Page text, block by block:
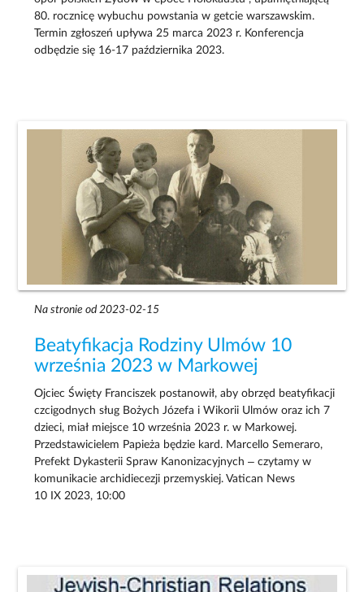
80. rocznicę wybuchu powstania w getcie warszawskim.
Termin zgłoszeń upływa 25 marca 2023 r. Konferencja
odbędzie się 16-17 października 2023.
Na stronie od 2023-02-15
Beatyfikacja Rodziny Ulmów 10
września 2023 w Markowej
Ojciec Święty Franciszek postanowił, aby obrzęd beatyfikacji
czcigodnych sług Bożych Józefa i Wikorii Ulmów oraz ich 7
dzieci, miał miejsce 10 września 2023 r. w Markowej.
Przedstawicielem Papieża będzie kard. Marcello Semeraro,
Prefekt Dykasterii Spraw Kanonizacyjnych – czytamy w
komunikacie archidiecezji przemyskiej. Vatican News
10 IX 2023, 10:00